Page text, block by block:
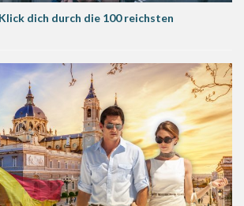
dich durch die 100 reichsten